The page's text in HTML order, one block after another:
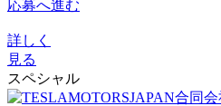
応募へ進む
詳しく
見る
スペシャル